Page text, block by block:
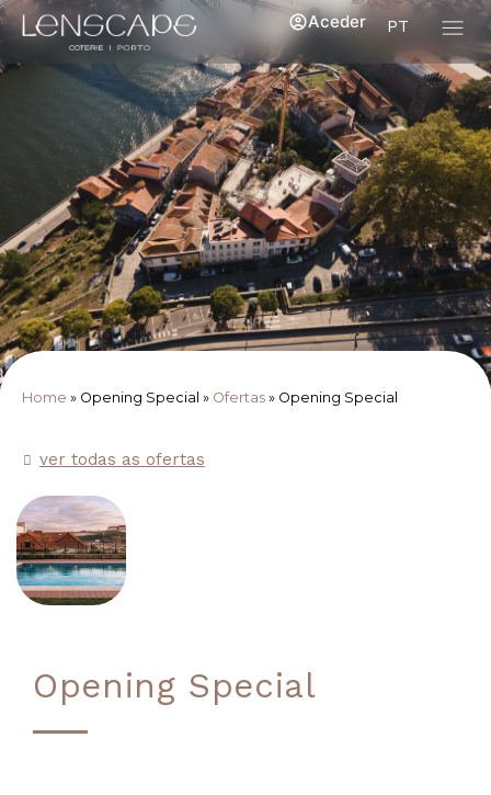
PT
Aceder
Home » Opening Special » Ofertas » Opening Special
ver todas as ofertas
Opening Special